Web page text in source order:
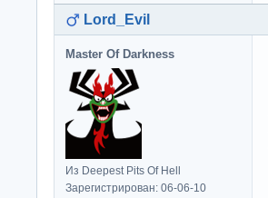
Lord_Evil
Master Of Darkness
Из Deepest Pits Of Hell
Зарегистрирован: 06-06-10